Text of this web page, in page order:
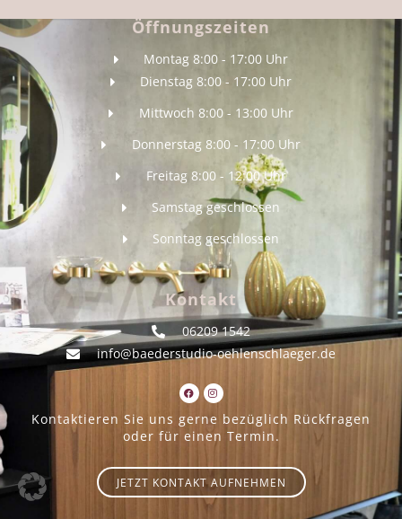
Kontakt
06209 1542
info@baederstudio-oehlenschlaeger.de
Kontaktieren Sie uns gerne bezüglich Rückfragen
oder für einen Termin.
JETZT KONTAKT AUFNEHMEN
Öffnungszeiten
Montag 8:00 - 17:00 Uhr
Dienstag 8:00 - 17:00 Uhr
Mittwoch 8:00 - 13:00 Uhr
Donnerstag 8:00 - 17:00 Uhr
Freitag 8:00 - 12:00 Uhr
Samstag geschlossen
Sonntag geschlossen